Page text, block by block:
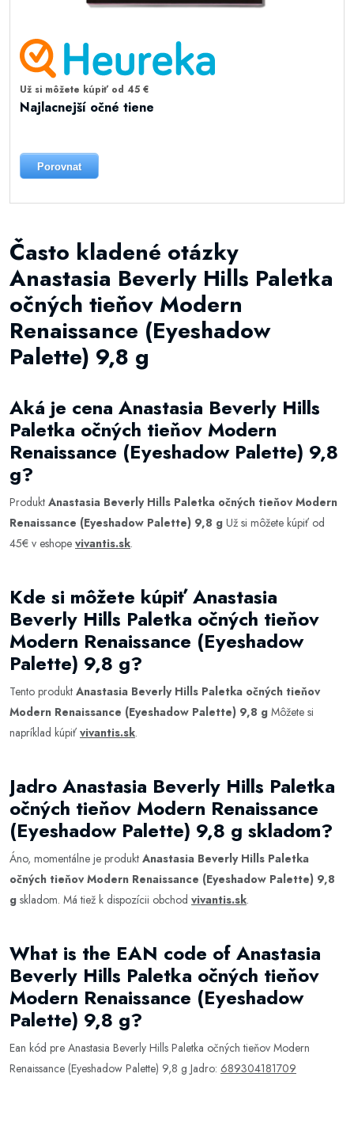
Už si môžete kúpiť od 45 €
Najlacnejší očné tiene
Porovnat
Často kladené otázky
Anastasia Beverly Hills Paletka
očných tieňov Modern
Renaissance (Eyeshadow
Palette) 9,8 g
Aká je cena Anastasia Beverly Hills
Paletka očných tieňov Modern
Renaissance (Eyeshadow Palette) 9,8
g?
Produkt Anastasia Beverly Hills Paletka očných tieňov Modern
Renaissance (Eyeshadow Palette) 9,8 g Už si môžete kúpiť od
45€ v eshope vivantis.sk.
Kde si môžete kúpiť Anastasia
Beverly Hills Paletka očných tieňov
Modern Renaissance (Eyeshadow
Palette) 9,8 g?
Tento produkt Anastasia Beverly Hills Paletka očných tieňov
Modern Renaissance (Eyeshadow Palette) 9,8 g Môžete si
napríklad kúpiť vivantis.sk.
Jadro Anastasia Beverly Hills Paletka
očných tieňov Modern Renaissance
(Eyeshadow Palette) 9,8 g skladom?
Áno, momentálne je produkt Anastasia Beverly Hills Paletka
očných tieňov Modern Renaissance (Eyeshadow Palette) 9,8
g skladom. Má tiež k dispozícii obchod vivantis.sk.
What is the EAN code of Anastasia
Beverly Hills Paletka očných tieňov
Modern Renaissance (Eyeshadow
Palette) 9,8 g?
Ean kód pre Anastasia Beverly Hills Paletka očných tieňov Modern
Renaissance (Eyeshadow Palette) 9,8 g Jadro: 689304181709